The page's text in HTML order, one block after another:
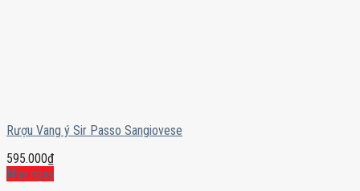
Rượu Vang ý Sir Passo Sangiovese
595.000₫
Mua ngay